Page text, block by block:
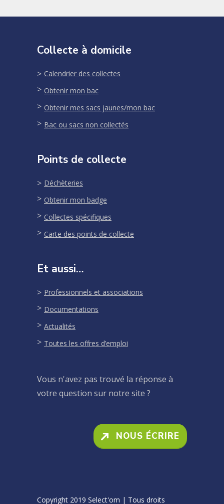
Collecte à domicile
Calendrier des collectes
Obtenir mon bac
Obtenir mes sacs jaunes/mon bac
Bac ou sacs non collectés
Points de collecte
Déchèteries
Obtenir mon badge
Collectes spécifiques
Carte des points de collecte
Et aussi…
Professionnels et associations
Documentations
Actualités
Toutes les offres d’emploi
Vous n'avez pas trouvé la réponse à
votre question sur notre site ?
NOUS ÉCRIRE
Copyright 2019 Select'om | Tous droits